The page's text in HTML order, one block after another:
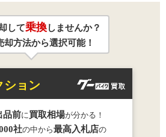
して乗換しませんか？
却方法から選択可能！
ション
品前に買取相場が分かる！
社の中から最高入札店の